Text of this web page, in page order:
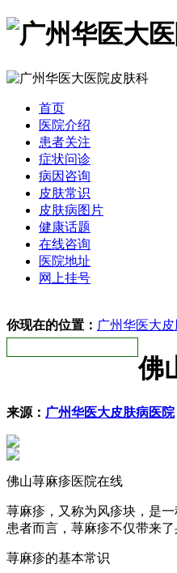
首页
医院介绍
患者关注
症状问诊
病因咨询
皮肤常识
皮肤病图片
健康话题
在线咨询
医院地址
网上挂号
你现在的位置： 广州华医大
佛
来源： 广州华医大皮肤病医院
佛山荨麻疹医院在线
荨麻疹，又称为风疹块，是
患者而言，荨麻疹不仅带来
荨麻疹的基本常识